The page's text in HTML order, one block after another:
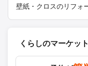
壁紙・クロスのリフォ
くらしのマーケッ